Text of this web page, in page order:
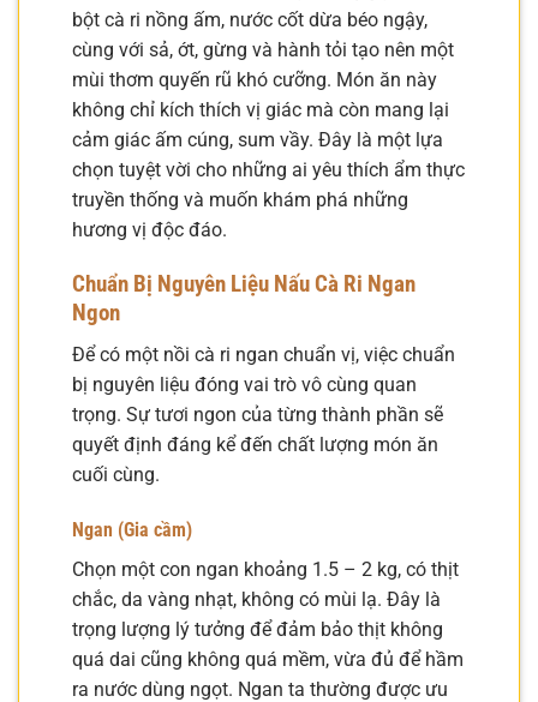
bột cà ri nồng ấm, nước cốt dừa béo ngậy,
cùng với sả, ớt, gừng và hành tỏi tạo nên một
mùi thơm quyến rũ khó cưỡng. Món ăn này
không chỉ kích thích vị giác mà còn mang lại
cảm giác ấm cúng, sum vầy. Đây là một lựa
chọn tuyệt vời cho những ai yêu thích ẩm thực
truyền thống và muốn khám phá những
hương vị độc đáo.
Chuẩn Bị Nguyên Liệu Nấu Cà Ri Ngan
Ngon
Để có một nồi cà ri ngan chuẩn vị, việc chuẩn
bị nguyên liệu đóng vai trò vô cùng quan
trọng. Sự tươi ngon của từng thành phần sẽ
quyết định đáng kể đến chất lượng món ăn
cuối cùng.
Ngan (Gia cầm)
Chọn một con ngan khoảng 1.5 – 2 kg, có thịt
chắc, da vàng nhạt, không có mùi lạ. Đây là
trọng lượng lý tưởng để đảm bảo thịt không
quá dai cũng không quá mềm, vừa đủ để hầm
ra nước dùng ngọt. Ngan ta thường được ưu